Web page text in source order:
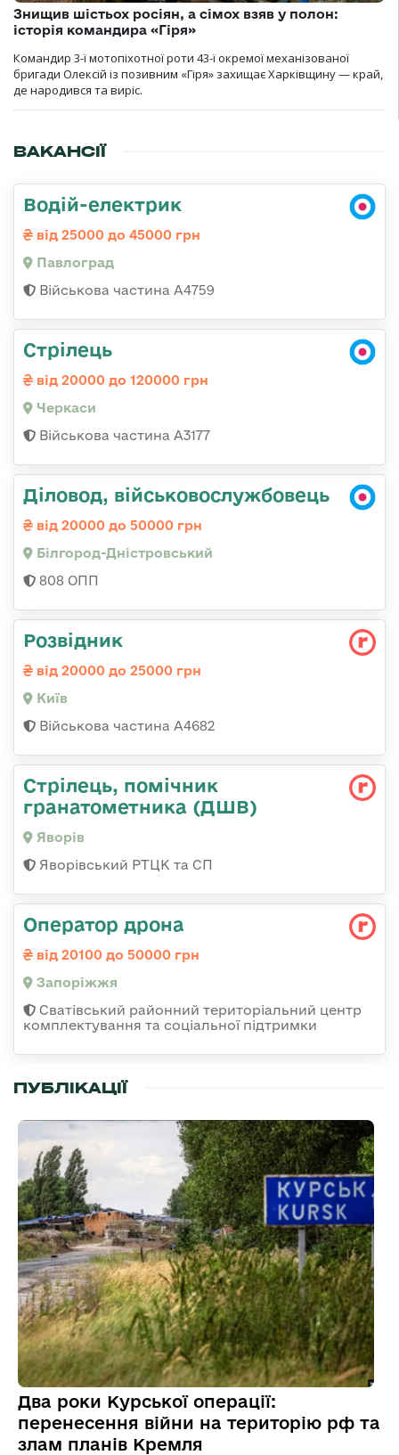
Знищив шістьох росіян, а сімох взяв у полон:
історія командира «Гіря»
Командир 3-ї мотопіхотної роти 43-ї окремої механізованої
бригади Олексій із позивним «Гіря» захищає Харківщину — край,
де народився та виріс.
ВАКАНСІЇ
Водій-електрик
від 25000 до 45000 грн
Павлоград
Військова частина А4759
Стрілець
від 20000 до 120000 грн
Черкаси
Військова частина А3177
Діловод, військовослужбовець
від 20000 до 50000 грн
Білгород-Дністровський
808 ОПП
Розвідник
від 20000 до 25000 грн
Київ
Військова частина А4682
Стрілець, помічник
гранатометника (ДШВ)
Яворів
Яворівський РТЦК та СП
Оператор дрона
від 20100 до 50000 грн
Запоріжжя
Сватівський районний територіальний центр
комплектування та соціальної підтримки
ПУБЛІКАЦІЇ
Два роки Курської операції:
перенесення війни на територію рф та
злам планів Кремля